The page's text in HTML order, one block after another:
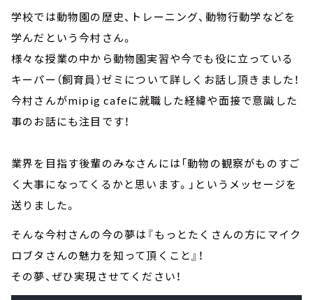
学校では動物園の歴史、トレーニング、動物行動学などを
学んだという今村さん。
様々な授業の中から動物園実習や今でも役に立っている
キーパー（飼育員）ゼミについて詳しくお話し頂きました！
今村さんがmipig cafeに就職した経緯や面接で意識した
事のお話にも注目です！
業界を目指す後輩のみなさんには「動物の観察がものすご
く大事になってくるかと思います。」というメッセージを
送りました。
そんな今村さんの今の夢は『もっとたくさんの方にマイク
ロブタさんの魅力を知って頂くこと』！
その夢、ぜひ実現させてください！